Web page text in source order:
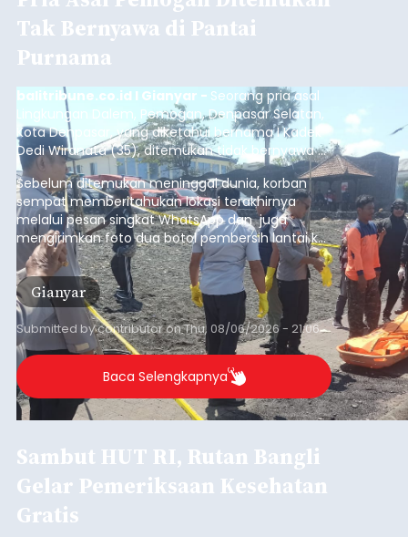
Tak Bernyawa di Pantai
Purnama
balitribune.co.id I Gianyar - Seorang pria asal
Lingkungan Dalem, Pemogan, Denpasar Selatan,
Kota Denpasar, yang diketahui bernama I Kadek
Dedi Wiranata (35), ditemukan tidak bernyawa di
pesisir Pantai Purnama, Sukawati.
Sebelum ditemukan meninggal dunia, korban
sempat memberitahukan lokasi terakhirnya
melalui pesan singkat WhatsApp dan juga
mengirimkan foto dua botol pembersih lantai ke
istrinya.
Gianyar
Submitted bycontributoronThu, 08/06/2026 - 21:06
Baca Selengkapnya
Sambut HUT RI, Rutan Bangli
Gelar Pemeriksaan Kesehatan
Gratis